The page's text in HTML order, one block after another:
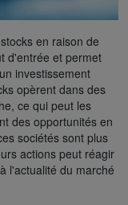
en raison de
d'entrée et permet
investissement
opèrent dans des
ce qui peut les
des opportunités en
sociétés sont plus
actions peut réagir
l'actualité du marché